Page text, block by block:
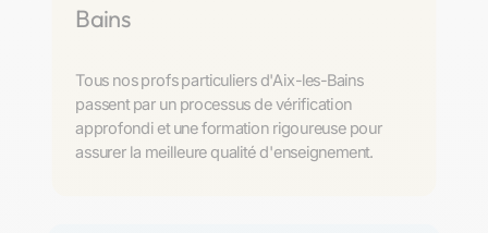
Bains
Tous nos profs particuliers d'Aix-les-Bains
passent par un processus de vérification
approfondi et une formation rigoureuse pour
assurer la meilleure qualité d'enseignement.